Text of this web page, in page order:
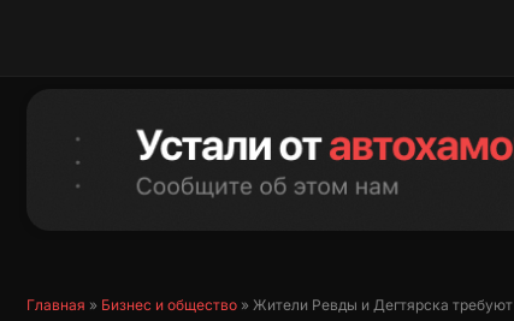
Главная » Бизнес и общество » Жители Ревды и Дегтярска